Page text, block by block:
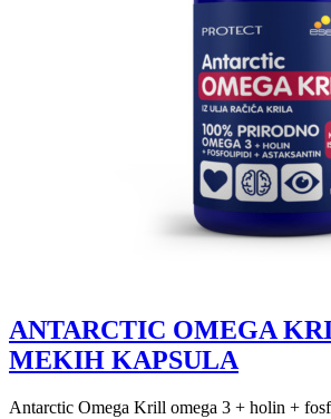
ANTARCTIC OMEGA
MEKIH KAPSULA
Antarctic Omega Krill omega 3 + holin +